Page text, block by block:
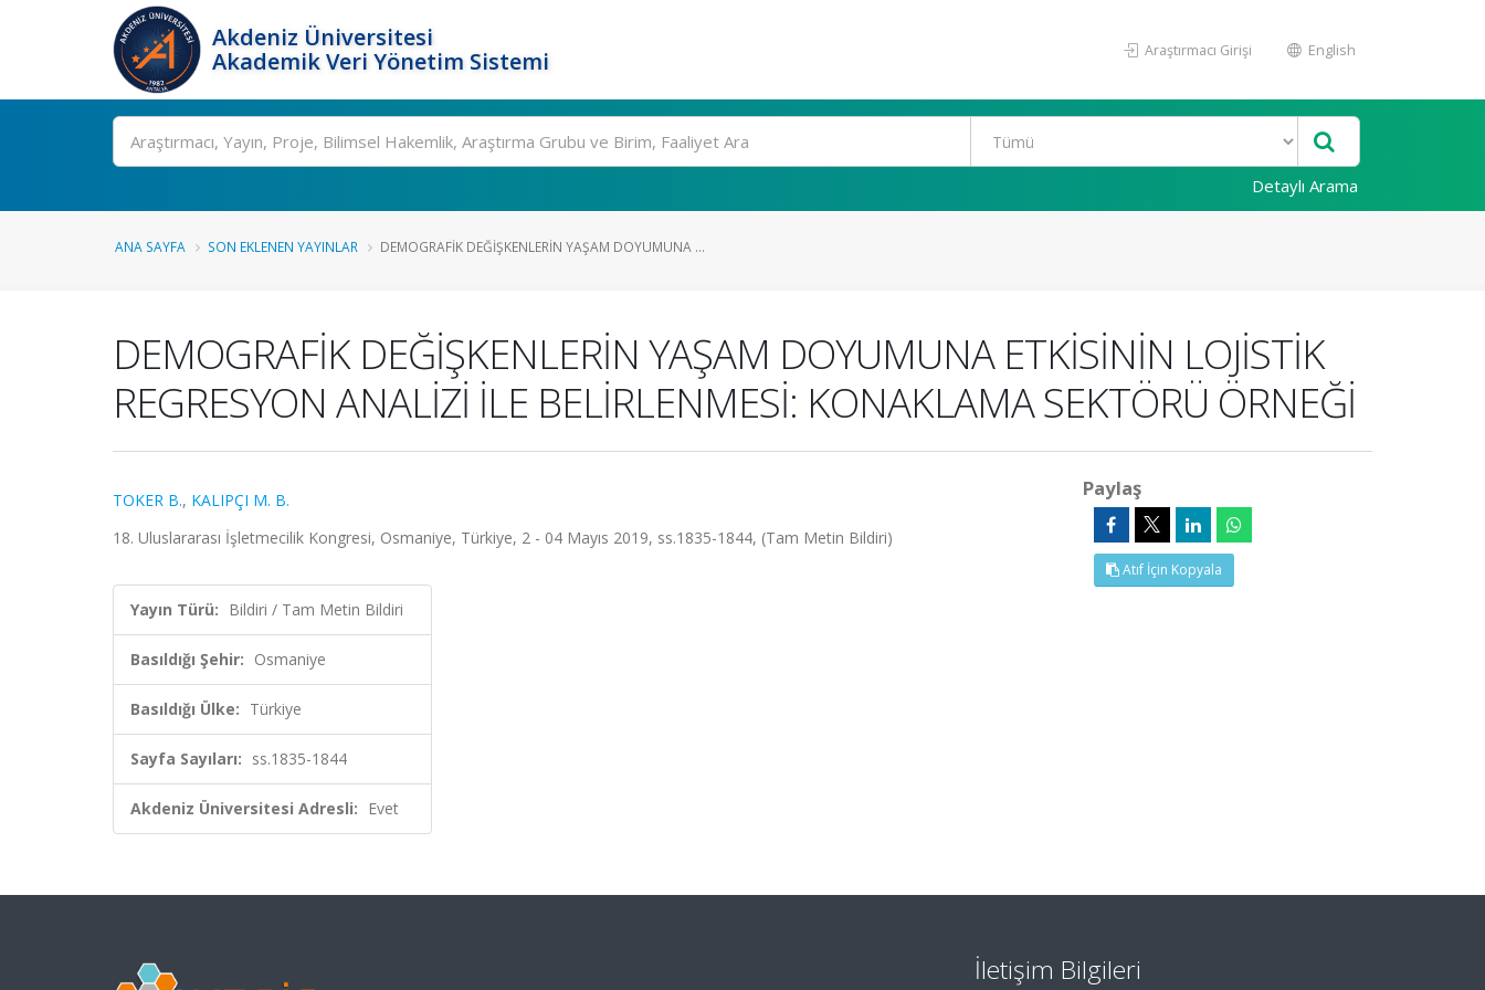
Akdeniz Üniversitesi
Akademik Veri Yönetim Sistemi
Araştırmacı Girişi English
Ara
Detaylı Arama
ANA SAYFA SON EKLENEN YAYINLAR DEMOGRAFİK DEĞİŞKENLERİN YAŞAM DOYUMUNA ...
DEMOGRAFİK DEĞİŞKENLERİN YAŞAM DOYUMUNA ETKİSİNİN LOJİSTİK
REGRESYON ANALİZİ İLE BELİRLENMESİ: KONAKLAMA SEKTÖRÜ ÖRNEĞİ
TOKER B., KALIPÇI M. B.
18. Uluslararası İşletmecilik Kongresi, Osmaniye, Türkiye, 2 - 04 Mayıs 2019, ss.1835-1844, (Tam Metin Bildiri)
Yayın Türü: Bildiri / Tam Metin Bildiri
Basıldığı Şehir: Osmaniye
Basıldığı Ülke: Türkiye
Sayfa Sayıları: ss.1835-1844
Akdeniz Üniversitesi Adresli: Evet
Paylaş
Atıf İçin Kopyala
İletişim Bilgileri